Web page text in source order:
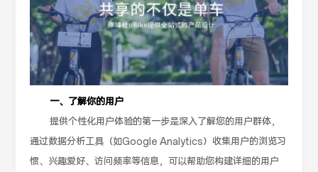
一、了解你的用户
提供个性化用户体验的第一步是深入了解您的用户群体，
通过数据分析工具（如Google Analytics）收集用户的浏览习
惯、兴趣爱好、访问频率等信息，可以帮助您构建详细的用户